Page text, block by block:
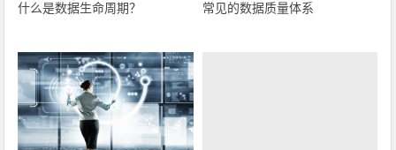
什么是数据生命周期？ 常见的数据质量体系